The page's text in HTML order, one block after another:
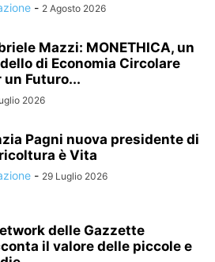
- 2 Agosto 2026
Mazzi: MONETHICA, un
di Economia Circolare
un Futuro...
2026
Pagni nuova presidente di
è Vita
- 29 Luglio 2026
delle Gazzette
il valore delle piccole e